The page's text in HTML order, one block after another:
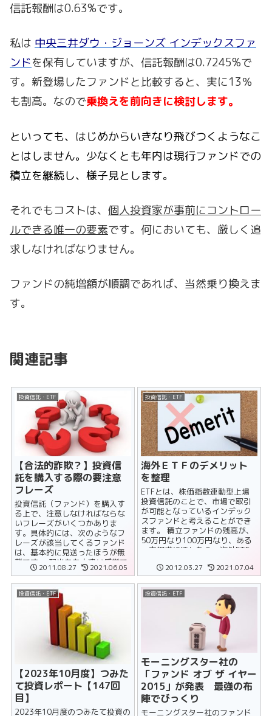
信託報酬は0.63%です。
私は 中央三井ダウ・ジョーンズ インデックスファ
ンドを保有していますが、信託報酬は0.7245%で
す。新登場したファンドと比較すると、実に13％
も割高。なので乗換えを前向きに検討します。
といっても、はじめからいきなり飛びつくようなこ
とはしません。少なくとも年内は現行ファンドでの
積立を継続し、様子見とします。
それでもコストは、 個人投資家が事前にコントロー
ルできる唯一の要素です。何においても、厳しく追
求しなければなりません。
ファンドの純増額が順調であれば、当然乗り換えま
す。
関連記事
投資信託・ETF
【合法的詐欺？】投資信
託を購入する際の要注意
フレーズ
投資信託（ファンド）を購入す
る上で、注意しなければならな
いフレーズがいくつかありま
す。具体的には、次のようなフ
レーズが該当してくるファンド
は、基本的に見送ったほうが無
難です。 配当をお小遣い感覚で
受け取れます♪ 毎月分配型ファ
ンド。......
2011.08.27 2021.06.05
投資信託・ETF
海外ＥＴＦのデメリット
を整理
ETFとは、株価指数連動型上場
投資信託のことで、市場で取引
が可能となっているインデック
スファンドと考えることができ
ます。 積立ファンドの残高が、
50万円なり100万円なり、ある
一定規模に達したら、海外ETF
って......2012.03.27 2021.07.04
投資信託・ETF
【2023年10月度】つみた
て投資レポート【147回
目】
2023年10月度のつみたて投資の
投資信託・ETF
モーニングスター社の
「ファンド オブ ザ イヤー
2015」が発表 最強の布
陣でびっくり
モーニングスター社のファンド